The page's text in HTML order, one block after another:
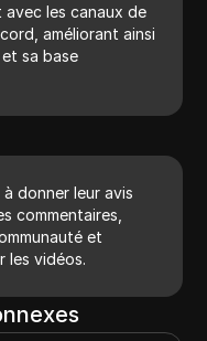
les canaux de
améliorant ainsi
sa base
donner leur avis
commentaires,
et
les vidéos.